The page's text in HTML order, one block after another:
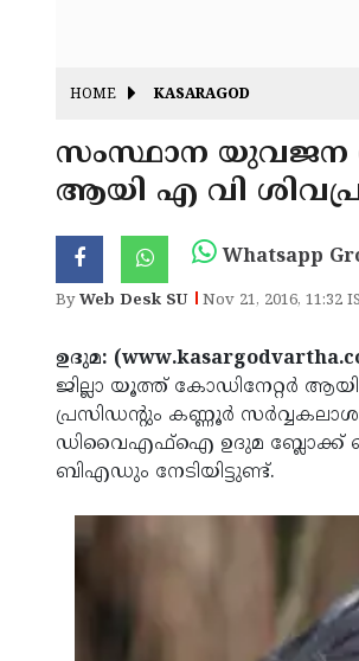
HOME KASARAGOD
സംസ്ഥാന യുവജന
ആയി എ വി
Whatsapp
ByWeb Desk SU Nov 21, 2016, 11:32
ഉദുമ:
ജില്ലാ യൂത്ത് കോഡിനേറ്റര്‍
പ്രസിഡന്റും കണ്ണൂര്‍
ഡിവൈഎഫ്‌ഐ ഉദുമ ബ്ലോക്ക്
ബിഎഡും നേടിയിട്ടുണ്ട്.